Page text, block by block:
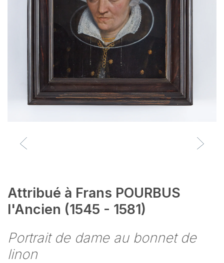
Attribué à Frans POURBUS
l'Ancien (1545 - 1581)
Portrait de dame au bonnet de
linon